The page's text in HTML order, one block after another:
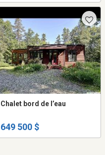
Chalet bord de l’eau
649 500 $